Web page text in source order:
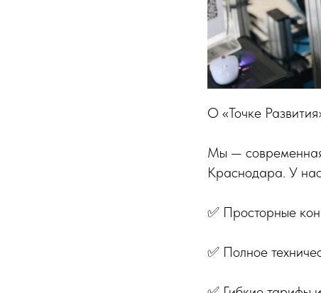
О «Точке
Мы —
Краснодара. У
✅ Просторные
✅ Полное